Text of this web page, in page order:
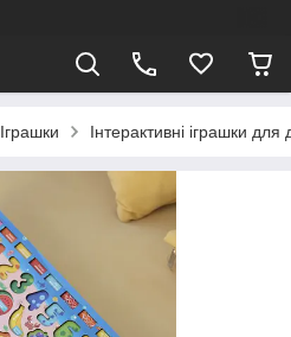
Іграшки Інтерактивні іграшки для